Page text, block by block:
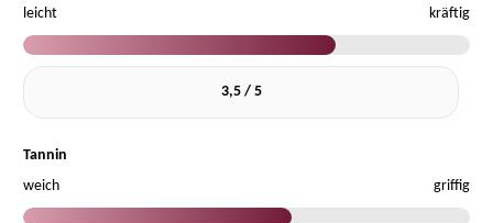
leicht kräftig
3,5 / 5
Tannin
weich
griffig